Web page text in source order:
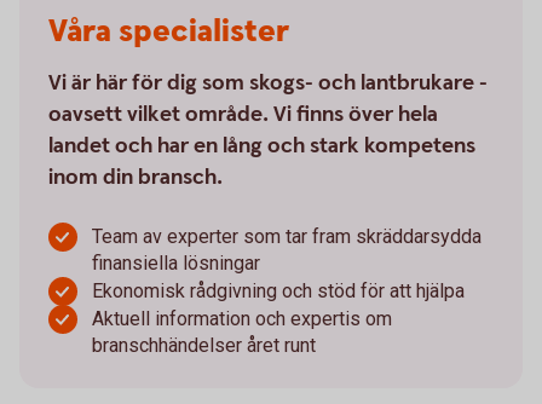
Våra specialister
Vi är här för dig som skogs- och lantbrukare -
oavsett vilket område. Vi finns över hela
landet och har en lång och stark kompetens
inom din bransch.
Team av experter som tar fram skräddarsydda
finansiella lösningar
Ekonomisk rådgivning och stöd för att hjälpa
Aktuell information och expertis om
branschhändelser året runt